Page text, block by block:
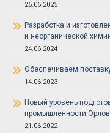
26.06.2025
Разработка и
и неорганической
24.06.2024
Обеспечиваем
14.06.2023
Новый уровень
промышленности
21.06.2022